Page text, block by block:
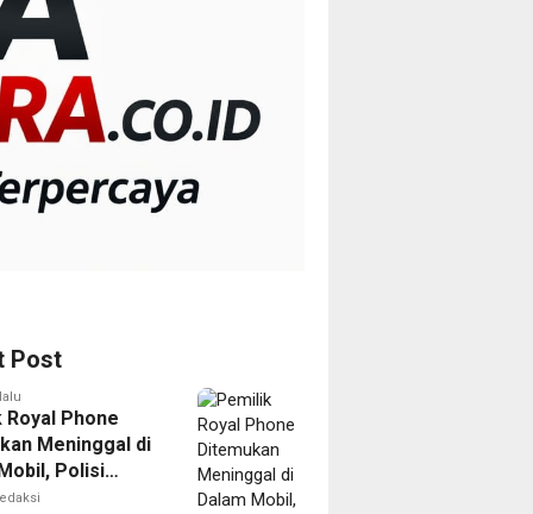
Post
Royal Phone
Meninggal di
Polisi